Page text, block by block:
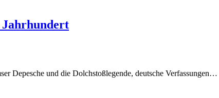
Jahrhundert
Depesche und die Dolchstoßlegende, deutsche Verfassungen…